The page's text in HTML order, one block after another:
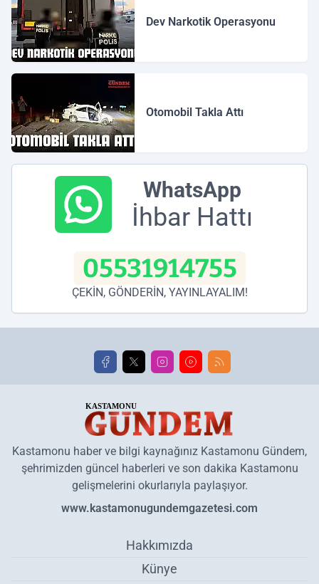
Dev Narkotik Operasyonu
Otomobil Takla Attı
WhatsApp
İhbar Hattı
05531914755
ÇEKİN, GÖNDERİN, YAYINLAYALIM!
Kastamonu haber ve bilgi kaynağınız Kastamonu Gündem,
şehrimizden güncel haberleri ve son dakika Kastamonu
gelişmelerini okurlarıyla paylaşıyor.
www.kastamonugundemgazetesi.com
Hakkımızda
Künye